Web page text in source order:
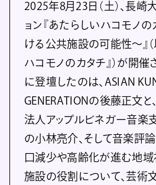
2025年8月23日（土）、長崎
ョン『あたらしいハコモノ
ける公共施設の可能性～』（
ハコモノのカタチ』）が開催
に登壇したのは、ASIAN
GENERATIONの後藤正文と
法人アップルビネガー音楽
の小林亮介、そして音楽評
口減少や高齢化が進む地
施設の役割について、芸術